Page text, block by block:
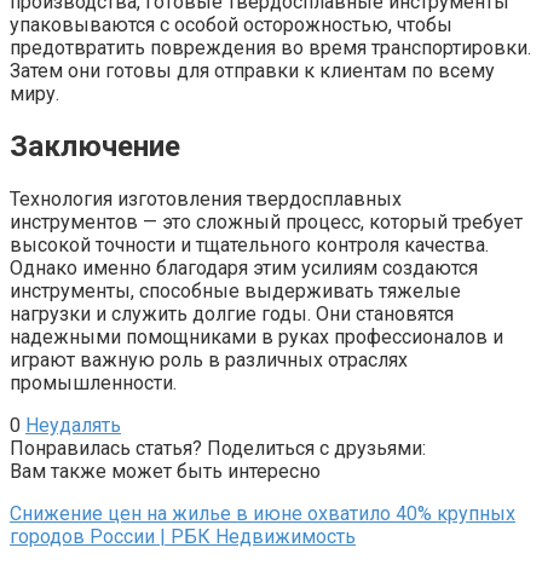
упаковываются с особой осторожностью, чтобы
предотвратить повреждения во время транспортировки.
Затем они готовы для отправки к клиентам по всему
миру.
Заключение
Технология изготовления твердосплавных
инструментов — это сложный процесс, который требует
высокой точности и тщательного контроля качества.
Однако именно благодаря этим усилиям создаются
инструменты, способные выдерживать тяжелые
нагрузки и служить долгие годы. Они становятся
надежными помощниками в руках профессионалов и
играют важную роль в различных отраслях
промышленности.
0 Неудалять
Понравилась статья? Поделиться с друзьями:
Вам также может быть интересно
Снижение цен на жилье в июне охватило 40% крупных
городов России | РБК Недвижимость